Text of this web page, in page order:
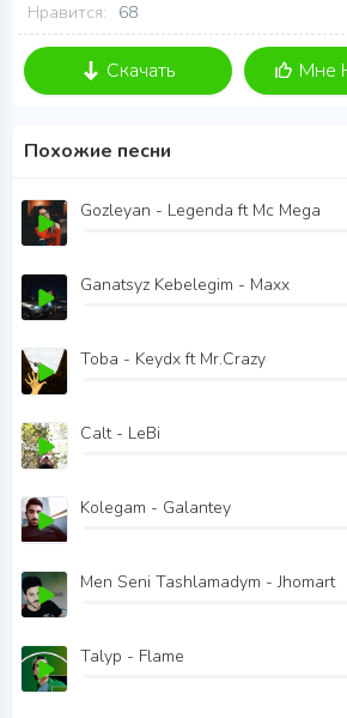
Нравится:
68
Скачать Мне
Похожие песни
Gozleyan - Legenda ft Mc Mega
Ganatsyz Kebelegim - Maxx
Toba - Keydx ft Mr.Crazy
Calt - LeBi
Kolegam - Galantey
Men Seni Tashlamadym - Jhomart
Talyp - Flame